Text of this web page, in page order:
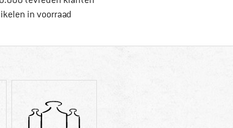
in voorraad